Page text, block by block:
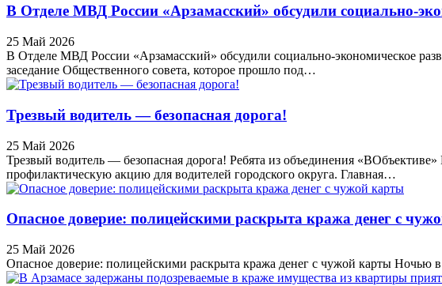
В Отделе МВД России «Арзамасский» обсудили социально-
25 Май 2026
В Отделе МВД России «Арзамасский» обсудили социально-экономическое
заседание Общественного совета, которое прошло под…
Трезвый водитель — безопасная дорога!
25 Май 2026
Трезвый водитель — безопасная дорога! Ребята из объединения
профилактическую акцию для водителей городского округа. Главная…
Опасное доверие: полицейскими раскрыта кража денег с
25 Май 2026
Опасное доверие: полицейскими раскрыта кража денег с чужой карты Ночью